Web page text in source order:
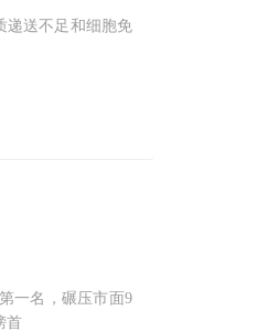
递送不足和细胞免
一名，碾压市面9
首